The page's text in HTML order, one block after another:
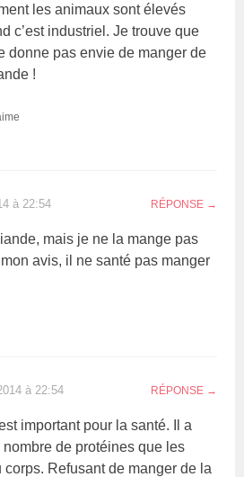
les animaux sont élevés
c’est industriel. Je trouve que
donne pas envie de manger de
!
à 22:54 RÉPONSE
mais je ne la mange pas
avis, il ne santé pas manger
à 22:54 RÉPONSE
important pour la santé. Il a
nombre de protéines que les
corps. Refusant de manger de la